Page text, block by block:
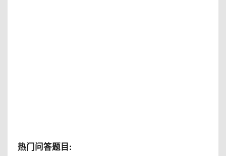
热门问答题目: